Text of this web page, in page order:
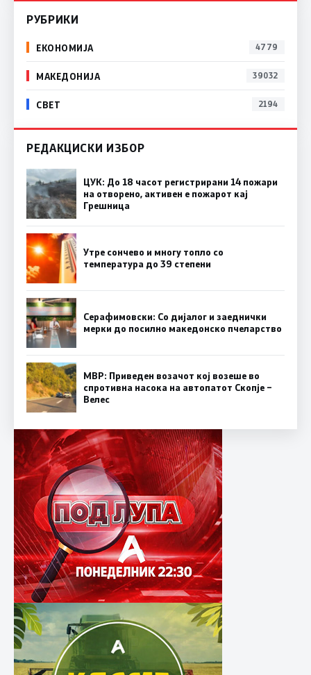
РУБРИКИ
ЕКОНОМИЈА 4779
МАКЕДОНИЈА 39032
СВЕТ 2194
РЕДАКЦИСКИ ИЗБОР
ЦУК: До 18 часот регистрирани 14 пожари
на отворено, активен е пожарот кај
Грешница
Утре сончево и многу топло со
температура до 39 степени
Серафимовски: Со дијалог и заеднички
мерки до посилно македонско пчеларство
МВР: Приведен возачот кој возеше во
спротивна насока на автопатот Скопје –
Велес